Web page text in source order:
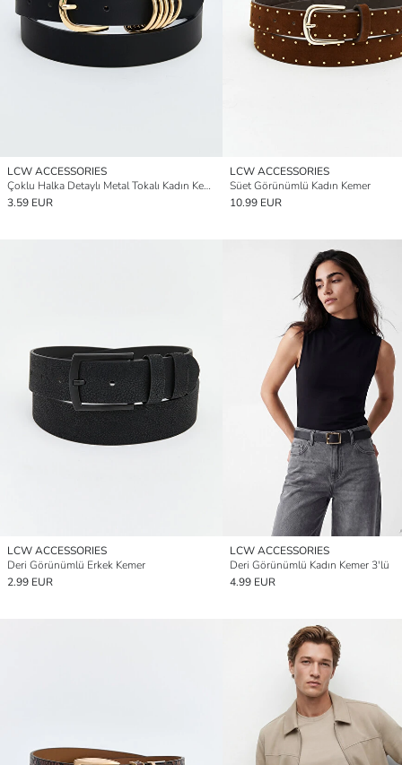
LCW ACCESSORIES
Çoklu Halka Detaylı Metal Tokalı Kadın Kemer
3.59 EUR
LCW ACCESSORIES
Süet Görünümlü Kadın Kemer
10.99 EUR
LCW ACCESSORIES
Deri Görünümlü Erkek Kemer
2.99 EUR
LCW ACCESSORIES
Deri Görünümlü Kadın Kemer 3'lü
4.99 EUR